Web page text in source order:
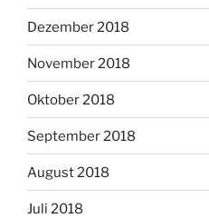
Dezember 2018
November 2018
Oktober 2018
September 2018
August 2018
Juli 2018